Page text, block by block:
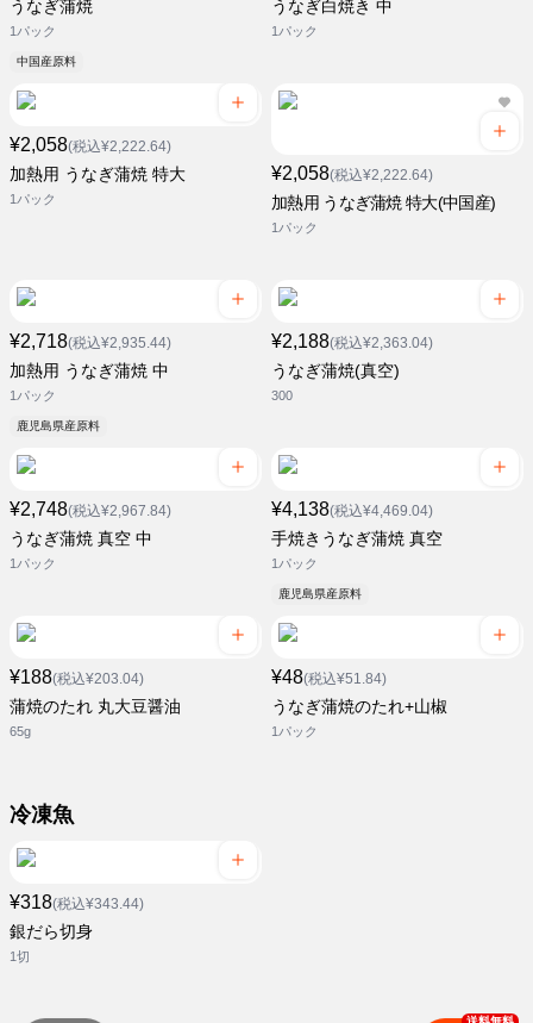
うなぎ蒲焼
1パック
中国産原料
うなぎ白焼き 中
1パック
¥2,058(税込¥2,222.64)
加熱用 うなぎ蒲焼 特大
1パック
¥2,058(税込¥2,222.64)
加熱用 うなぎ蒲焼 特大(中国産)
1パック
¥2,718(税込¥2,935.44)
加熱用 うなぎ蒲焼 中
1パック
鹿児島県産原料
¥2,188(税込¥2,363.04)
うなぎ蒲焼(真空)
300
¥2,748(税込¥2,967.84)
うなぎ蒲焼 真空 中
1パック
¥4,138(税込¥4,469.04)
手焼きうなぎ蒲焼 真空
1パック
鹿児島県産原料
¥188(税込¥203.04)
蒲焼のたれ 丸大豆醤油
65g
¥48(税込¥51.84)
うなぎ蒲焼のたれ+山椒
1パック
冷凍魚
¥318(税込¥343.44)
銀だら切身
1切